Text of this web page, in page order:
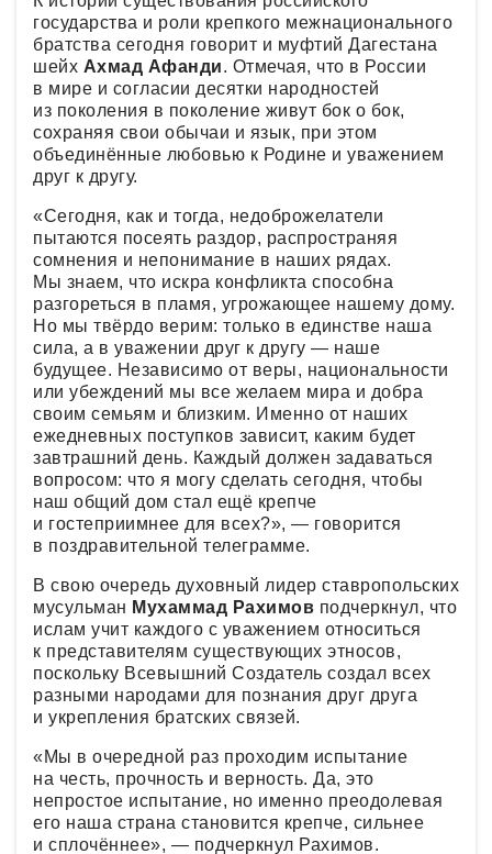
государства и роли крепкого межнационального
братства сегодня говорит и муфтий Дагестана
шейх Ахмад Афанди. Отмечая, что в России
в мире и согласии десятки народностей
из поколения в поколение живут бок о бок,
сохраняя свои обычаи и язык, при этом
объединённые любовью к Родине и уважением
друг к другу.
«Сегодня, как и тогда, недоброжелатели
пытаются посеять раздор, распространяя
сомнения и непонимание в наших рядах.
Мы знаем, что искра конфликта способна
разгореться в пламя, угрожающее нашему дому.
Но мы твёрдо верим: только в единстве наша
сила, а в уважении друг к другу — наше
будущее. Независимо от веры, национальности
или убеждений мы все желаем мира и добра
своим семьям и близким. Именно от наших
ежедневных поступков зависит, каким будет
завтрашний день. Каждый должен задаваться
вопросом: что я могу сделать сегодня, чтобы
наш общий дом стал ещё крепче
и гостеприимнее для всех?», — говорится
в поздравительной телеграмме.
В свою очередь духовный лидер ставропольских
мусульман Мухаммад Рахимов подчеркнул, что
ислам учит каждого с уважением относиться
к представителям существующих этносов,
поскольку Всевышний Создатель создал всех
разными народами для познания друг друга
и укрепления братских связей.
«Мы в очередной раз проходим испытание
на честь, прочность и верность. Да, это
непростое испытание, но именно преодолевая
его наша страна становится крепче, сильнее
и сплочённее», — подчеркнул Рахимов.